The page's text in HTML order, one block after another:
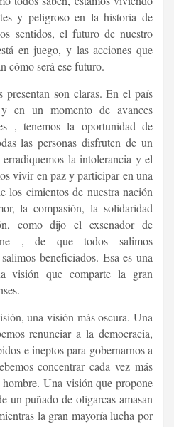
y peligroso en la historia de
sentidos, el futuro de nuestro
en juego, y las acciones que
cómo será ese futuro.
presentan son claras. En el país
en un momento de avances
, tenemos la oportunidad de
las personas disfruten de un
la intolerancia y el
vivir en paz y participar en una
los cimientos de nuestra nación
la compasión, la solidaridad
como dijo el exsenador de
, de que todos salimos
beneficiados. Esa es una
visión que comparte la gran
una visión más oscura. Una
renunciar a la democracia,
e ineptos para gobernarnos a
concentrar cada vez más
Una visión que propone
un puñado de oligarcas amasan
la gran mayoría lucha por